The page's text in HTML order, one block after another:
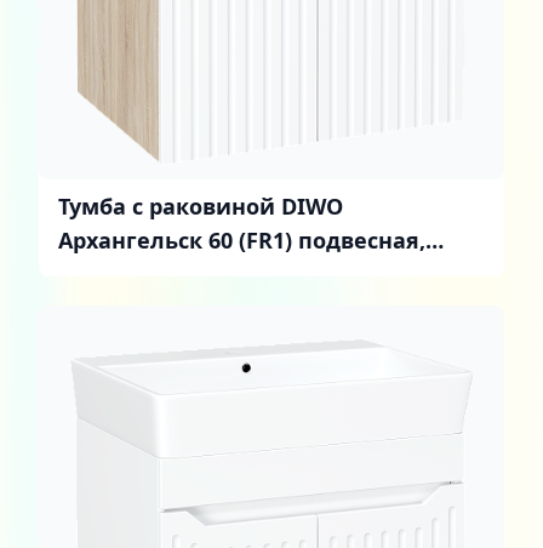
Тумба с раковиной DIWO
Архангельск 60 (FR1) подвесная,